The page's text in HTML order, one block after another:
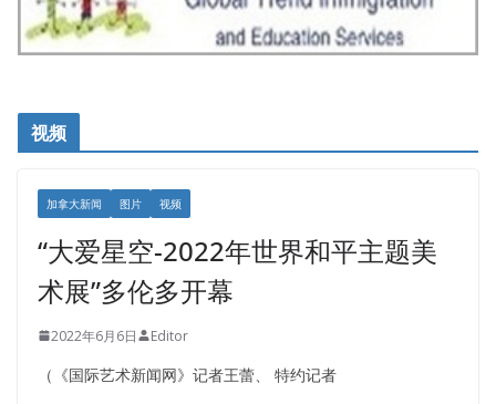
视频
加拿大新闻 图片 视频
“大爱星空-2022年世界和平主题美
术展”多伦多开幕
2022年6月6日 Editor
（《国际艺术新闻网》记者王蕾、 特约记者